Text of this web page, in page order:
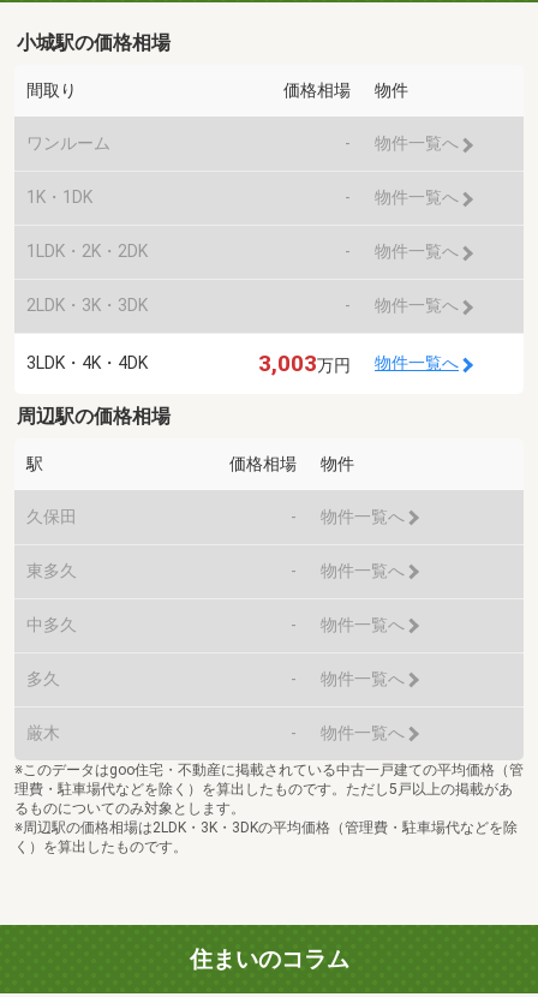
小城駅の価格相場
間取り 価格相場 物件
ワンルーム - 物件一覧へ
1K・1DK - 物件一覧へ
1LDK・2K・2DK - 物件一覧へ
2LDK・3K・3DK - 物件一覧へ
3LDK・4K・4DK 3,003万円 物件一覧へ
周辺駅の価格相場
駅 価格相場 物件
久保田 - 物件一覧へ
東多久 - 物件一覧へ
中多久 - 物件一覧へ
多久 - 物件一覧へ
厳木 - 物件一覧へ
※このデータはgoo住宅・不動産に掲載されている中古一戸建ての平均価格（管
理費・駐車場代などを除く）を算出したものです。ただし5戸以上の掲載があ
るものについてのみ対象とします。
※周辺駅の価格相場は2LDK・3K・3DKの平均価格（管理費・駐車場代などを除
く）を算出したものです。
住まいのコラム